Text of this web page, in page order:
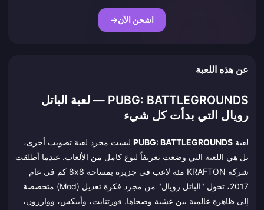
اشحن الآن→
عن هذه اللعبة
PUBG: BATTLEGROUNDS — لعبة الباتل
رويال التي بدأت كل شيء
لعبة PUBG: BATTLEGROUNDS ليست مجرد لعبة تصويب أخرى،
بل هي اللعبة التي وضعت تعريفاً لنوع كامل من الألعاب. عندما أطلقت
شركة KRAFTON مئة لاعب في جزيرة بمساحة 8x8 كم في عام
2017، تحول "الباتل رويال" من مجرد فكرة تعديل (Mod) متخصصة
إلى ظاهرة عالمية بين عشية وضحاها. فورتنايت، وأبيكس، ووارزون،